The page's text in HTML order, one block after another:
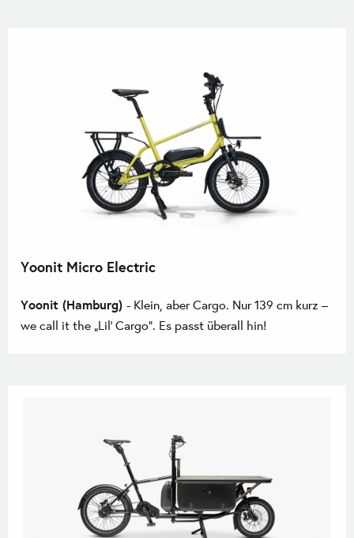
Yoonit Micro Electric
Yoonit (Hamburg) - Klein, aber Cargo. Nur 139 cm kurz –
we call it the „Lil‘ Cargo“. Es passt überall hin!